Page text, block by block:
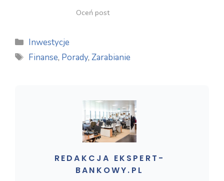
Oceń post
Kategorie
Inwestycje
Tagi
Finanse, Porady,Zarabianie
REDAKCJA EKSPERT-
BANKOWY.PL